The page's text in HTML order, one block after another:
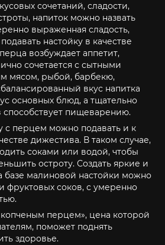
сочетаний, сладости,
напиток можно назвать
выраженная сладость,
настойку в качестве
возбуждает аппетит,
сочетается с сытными
мясом, рыбой, барбекю,
вкус напитка
основных блюд, а тщательно
способствует пищеварению.
с перцем можно подавать и к
дижестива. В таком случае,
соками или водой, чтобы
остроту. Создать яркие и
базе малиновой настойки можно
фруктовых соков, с умеренно
перцем», цена которой
поможет поднять
здоровье.